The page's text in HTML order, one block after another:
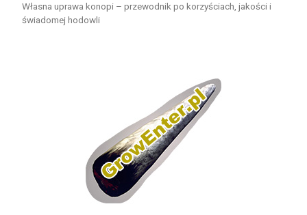
Własna uprawa konopi – przewodnik po korzyściach, jakości i
świadomej hodowli